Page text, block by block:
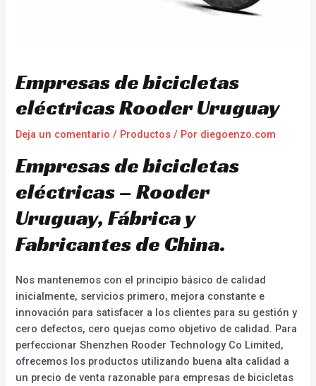
Empresas de bicicletas
eléctricas Rooder Uruguay
Deja un comentario / Productos / Por diegoenzo.com
Empresas de bicicletas
eléctricas – Rooder
Uruguay, Fábrica y
Fabricantes de China.
Nos mantenemos con el principio básico de calidad
inicialmente, servicios primero, mejora constante e
innovación para satisfacer a los clientes para su gestión y
cero defectos, cero quejas como objetivo de calidad. Para
perfeccionar Shenzhen Rooder Technology Co Limited,
ofrecemos los productos utilizando buena alta calidad a
un precio de venta razonable para empresas de bicicletas